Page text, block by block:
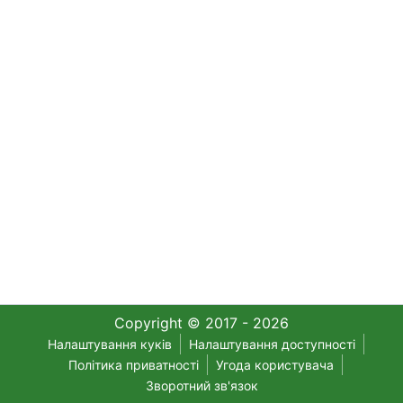
Copyright © 2017 - 2026
Налаштування куків
Налаштування доступності
Політика приватності
Угода користувача
Зворотний зв'язок